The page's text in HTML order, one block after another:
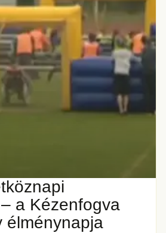
a Kézenfogva
élménynapja